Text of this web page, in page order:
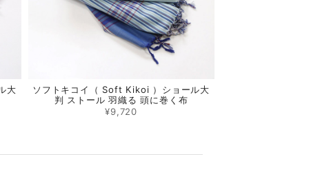
大
ソフトキコイ（ Soft Kikoi ）ショール大
判 ストール 羽織る 頭に巻く布
¥9,720